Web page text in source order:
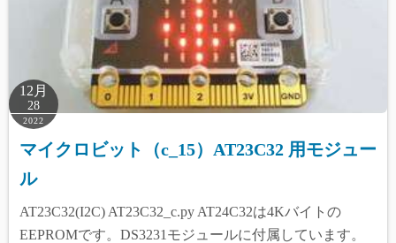
12月
28
2022
マイクロビット（c_15）AT23C32 用モジュー
ル
AT23C32(I2C) AT23C32_c.py AT24C32は4Kバイトの
EEPROMです。DS3231モジュールに付属しています。